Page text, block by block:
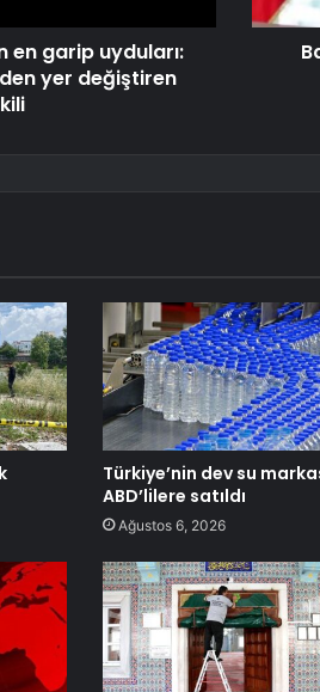
en garip uyduları:
yer değiştiren
Türkiye’nin dev su
ABD’lilere satıldı
Ağustos 6, 2026